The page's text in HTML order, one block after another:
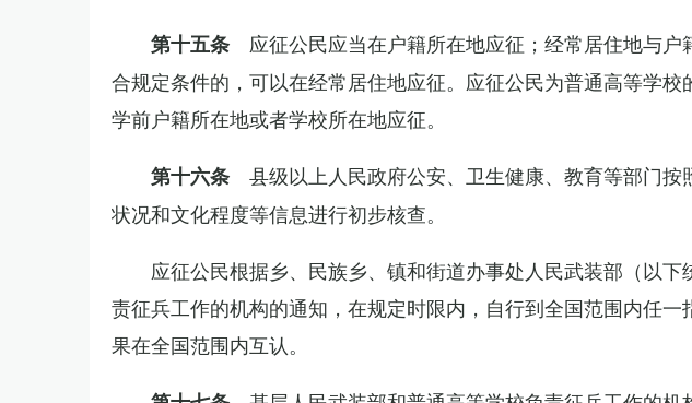
第十五条 应征公民应当在户籍所在地应征；经常居住地与
合规定条件的，可以在经常居住地应征。应征公民为普通高等学
学前户籍所在地或者学校所在地应征。
第十六条 县级以上人民政府公安、卫生健康、教育等部门
状况和文化程度等信息进行初步核查。
应征公民根据乡、民族乡、镇和街道办事处人民武装部（以
责征兵工作的机构的通知，在规定时限内，自行到全国范围内任
果在全国范围内互认。